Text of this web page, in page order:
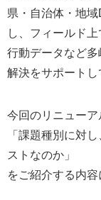
県・自治体・地域
し、フィールド
行動データなど
解決をサポートし
今回のリニューア
「課題種別に対
ストなのか」
をご紹介する内容